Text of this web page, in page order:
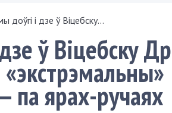
доўгі і дзе ў Віцебску...
ў Віцебску
ярах-ручаях